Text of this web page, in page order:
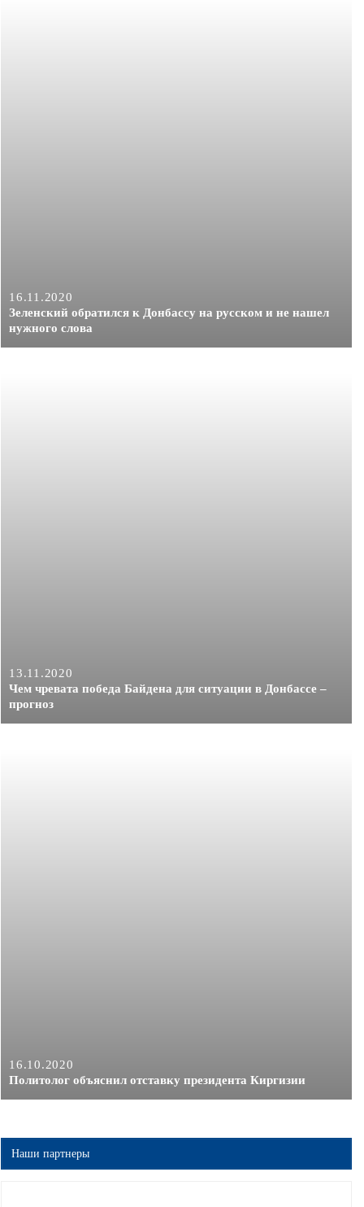
16.11.2020
Зеленский обратился к Донбассу на русском и не нашел
нужного слова
13.11.2020
Чем чревата победа Байдена для ситуации в Донбассе –
прогноз
16.10.2020
Политолог объяснил отставку президента Киргизии
Наши партнеры